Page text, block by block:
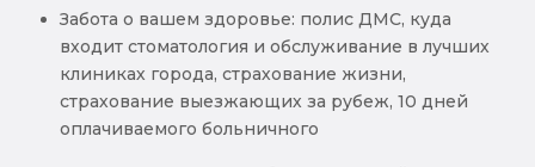
Забота о вашем здоровье: полис ДМС, куда
входит стоматология и обслуживание в лучших
клиниках города, страхование жизни,
страхование выезжающих за рубеж, 10 дней
оплачиваемого больничного